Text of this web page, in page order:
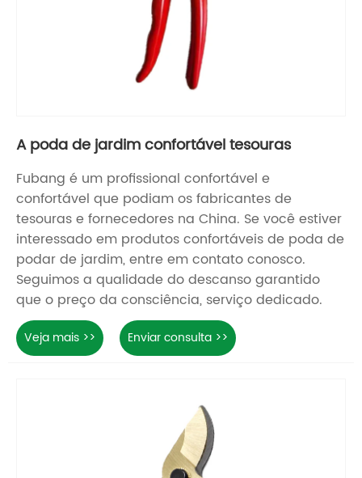
A poda de jardim confortável tesouras
Fubang é um profissional confortável e
confortável que podiam os fabricantes de
tesouras e fornecedores na China. Se você estiver
interessado em produtos confortáveis ​​de poda de
podar de jardim, entre em contato conosco.
Seguimos a qualidade do descanso garantido
que o preço da consciência, serviço dedicado.
Veja mais >> Enviar consulta >>